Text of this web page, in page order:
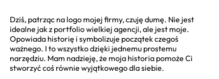
Dziś, patrząc na logo mojej firmy, czuję dumę. Nie jest
idealne jak z portfolio wielkiej agencji, ale jest moje.
Opowiada historię i symbolizuje początek czegoś
ważnego. I to wszystko dzięki jednemu prostemu
narzędziu. Mam nadzieję, że moja historia pomoże Ci
stworzyć coś równie wyjątkowego dla siebie.